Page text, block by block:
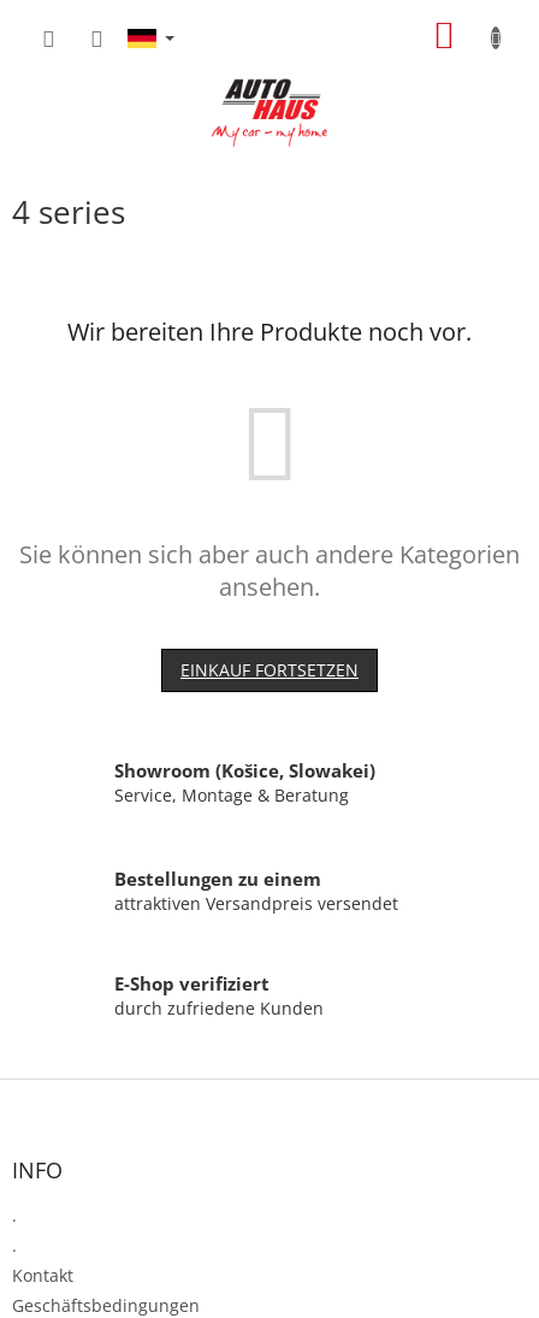
Inhalt
4 series
Wir bereiten Ihre Produkte noch vor.
Sie können sich aber auch andere Kategorien
ansehen.
EINKAUF FORTSETZEN
Showroom (Košice, Slowakei)
Service, Montage & Beratung
Bestellungen zu einem
attraktiven Versandpreis versendet
E-Shop verifiziert
durch zufriedene Kunden
F
INFO
.
.
Kontakt
Geschäftsbedingungen